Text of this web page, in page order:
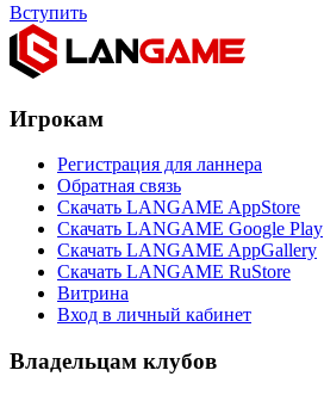
Вступить
Игрокам
Регистрация для ланнера
Обратная связь
Скачать LANGAME AppStore
Скачать LANGAME Google Play
Скачать LANGAME AppGallery
Скачать LANGAME RuStore
Витрина
Вход в личный кабинет
Владельцам клубов